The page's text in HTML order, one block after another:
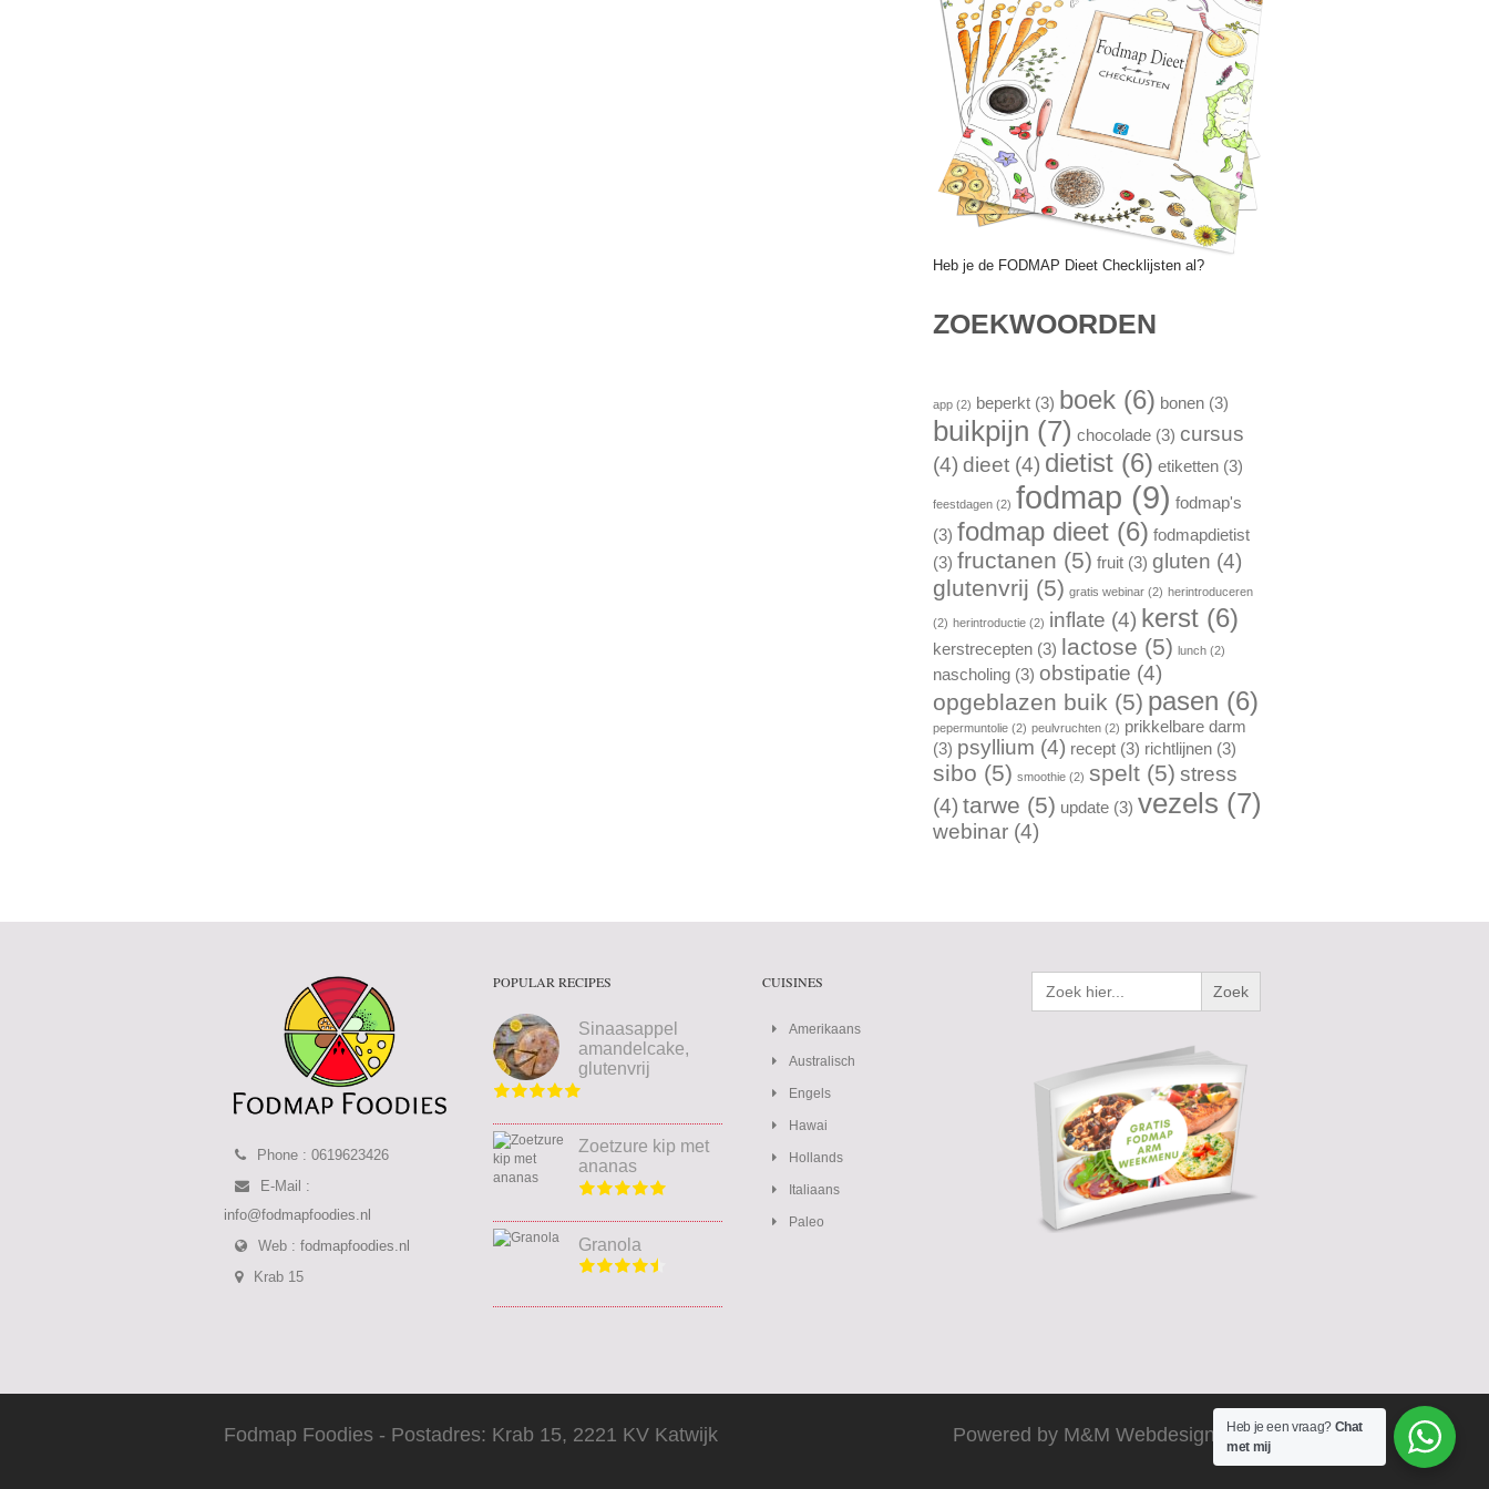
Heb je de FODMAP Dieet Checklijsten al?
ZOEKWOORDEN
app (2) beperkt (3) boek (6) bonen (3)
buikpijn (7) chocolade (3) cursus
(4) dieet (4) dietist (6) etiketten (3)
feestdagen (2) fodmap (9) fodmap's
(3) fodmap dieet (6) fodmapdietist
(3) fructanen (5) fruit (3) gluten (4)
glutenvrij (5) gratis webinar (2) herintroduceren
(2) herintroductie (2) inflate (4) kerst (6)
kerstrecepten (3) lactose (5) lunch (2)
nascholing (3) obstipatie (4)
opgeblazen buik (5) pasen (6)
pepermuntolie (2) peulvruchten (2) prikkelbare darm
(3) psyllium (4) recept (3) richtlijnen (3)
sibo (5) smoothie (2) spelt (5) stress
(4) tarwe (5) update (3) vezels (7)
webinar (4)
Phone : 0619623426
E-Mail :
info@fodmapfoodies.nl
Web : fodmapfoodies.nl
Krab 15
POPULAR RECIPES
Sinaasappel
amandelcake,
glutenvrij
Zoetzure kip met
ananas
Granola
CUISINES
Amerikaans
Australisch
Engels
Hawai
Hollands
Italiaans
Paleo
Zoek
naar:
Fodmap Foodies - Postadres: Krab 15, 2221 KV Katwijk Powered by M&M Webdesign 2025Heb je een vraag? Chat
met mij